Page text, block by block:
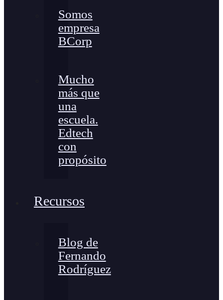
Somos
empresa
BCorp
Mucho
más que
una
escuela.
Edtech
con
propósito
Recursos
Blog de
Fernando
Rodríguez